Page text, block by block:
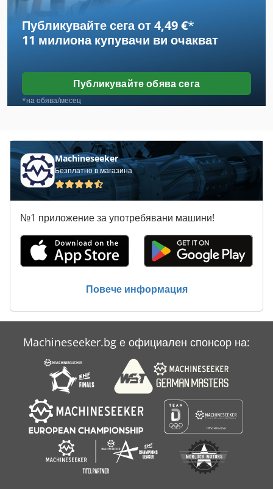
Лист За Почистване На Машини
Машина За Гравиране
Машина За Заваряване На Окото
Машина За Мобилни Anleimen
Машина За Обрязване
Машина За Производство
Машина На Храните
Машини За Печат
Място На Производство
Сгъване На Машина
Усъвършенстване На Машина
Усъвършенстване На Машини
Публикувайте сега от 4,49 €*
11 милиона купувачи ви очакват
Публикувайте обява сега
*на обява/месец
Machineseeker
Безплатно в магазина
№1 приложение за употребявани машини!
Повече информация
Machineseeker.bg е официален спонсор на: